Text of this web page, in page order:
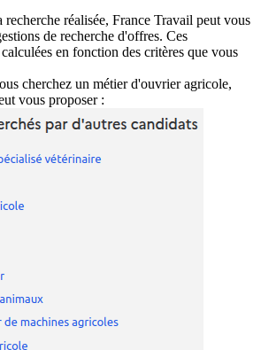
réalisée, France Travail peut vous
de recherche d'offres. Ces
en fonction des critères que vous
cherchez un métier d'ouvrier agricole,
vous proposer :